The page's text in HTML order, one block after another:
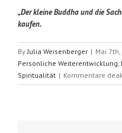
„Der kleine Buddha und die
kaufen.
ByJulia Weisenberger | Mai 7th,
Persönliche Weiterentwicklung,
Spiritualität | Kommentare